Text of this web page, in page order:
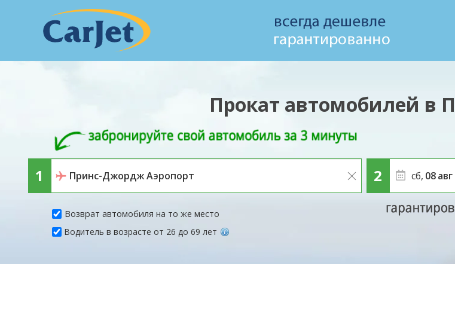
Прокат автомобилей в
Возврат автомобиля на то же место
сб, 08авг
Водитель в возрасте от 26 до 69 лет